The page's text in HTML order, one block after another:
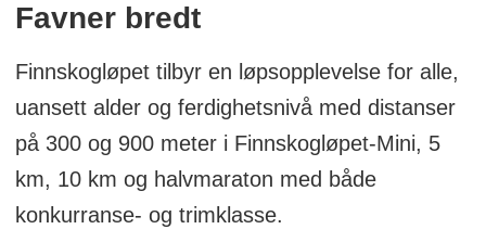
Favner bredt
Finnskogløpet tilbyr en løpsopplevelse for alle,
uansett alder og ferdighetsnivå med distanser
på 300 og 900 meter i Finnskogløpet-Mini, 5
km, 10 km og halvmaraton med både
konkurranse- og trimklasse.